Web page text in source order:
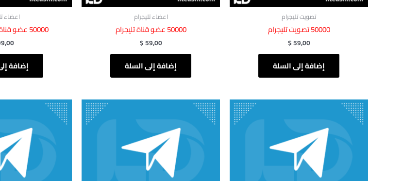
تصويت تليجرام
50000 تصويت تليجرام
$59,00
إضافة إلى السلة
اعضاء تليجرام
50000 عضو قناة تليجرام
$59,00
إضافة إلى السلة
اعضاء
50000 عضو قناة تليجرام خليجي
إضافة